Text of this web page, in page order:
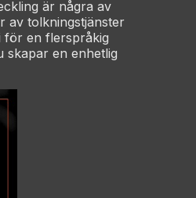
är några av
av tolkningstjänster
för en flerspråkig
skapar en enhetlig